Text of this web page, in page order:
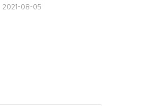
2021-08-05